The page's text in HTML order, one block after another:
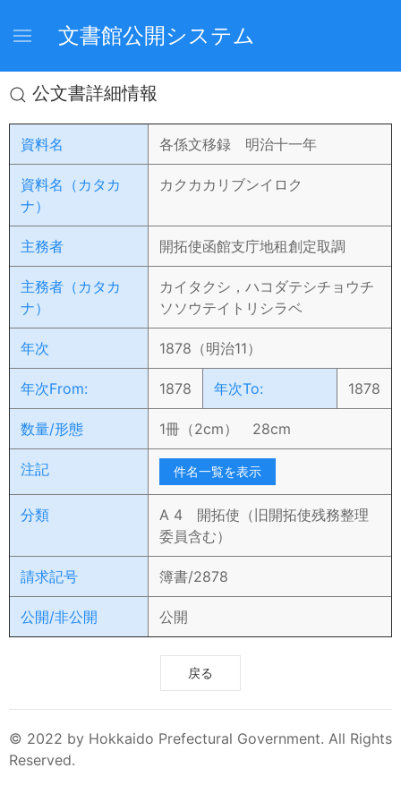
文書館公開システム
公文書詳細情報
資料名 各係文移録 明治十一年
資料名（カタカ
ナ）
カクカカリブンイロク
主務者 開拓使函館支庁地租創定取調
主務者（カタカ
ナ）
カイタクシ，ハコダテシチョウチ
ソソウテイトリシラベ
年次 1878（明治11）
年次From: 1878 年次To: 1878
数量/形態 1冊（2cm） 28cm
注記 件名一覧を表示
分類
A 4 開拓使（旧開拓使残務整理
委員含む）
請求記号 簿書/2878
公開/非公開 公開
戻る
© 2022 by Hokkaido Prefectural Government. All Rights
Reserved.